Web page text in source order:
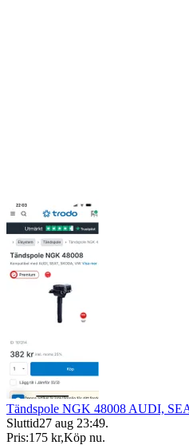
Tändspole NGK 48008 AUDI,
Sluttid27 aug 23:49.
Pris:175 kr,Köp nu.